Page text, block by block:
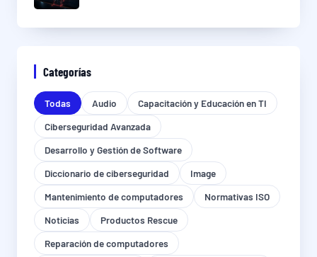
Categorías
Todas Audio
Capacitación y Educación en TI
Ciberseguridad Avanzada
Desarrollo y Gestión de Software
Diccionario de ciberseguridad
Image
Mantenimiento de computadores
Normativas ISO
Noticias
Productos Rescue
Reparación de computadores